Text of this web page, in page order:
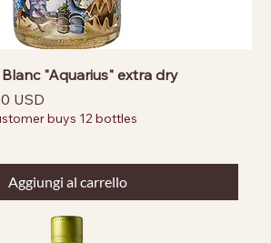
"Aquarius" extra dry
scontato
USD
buys 12 bottles
Aggiungi al carrello